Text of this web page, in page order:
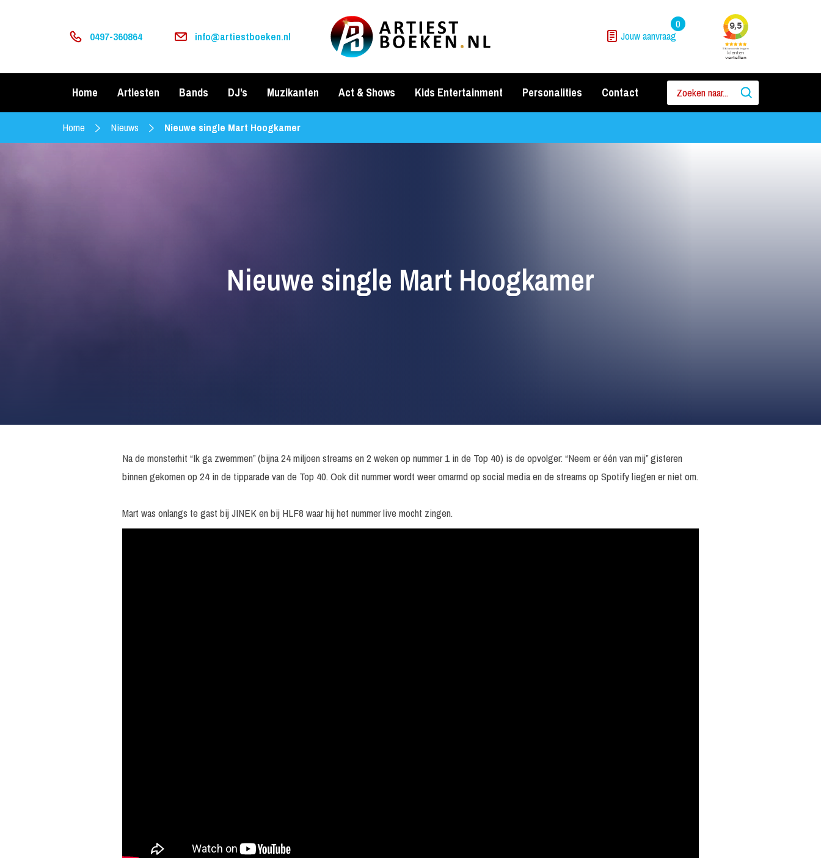
0497-360864 info@artiestboeken.nl Jouw aanvraag
0
Home Artiesten Bands DJ’s Muzikanten Act & Shows Kids Entertainment Personalities Contact
Home Nieuws Nieuwe single Mart Hoogkamer
Nieuwe single Mart Hoogkamer
Na de monsterhit “Ik ga zwemmen” (bijna 24 miljoen streams en 2 weken op nummer 1 in de Top 40) is de opvolger: “Neem er één van mij” gisteren
binnen gekomen op 24 in de tipparade van de Top 40. Ook dit nummer wordt weer omarmd op social media en de streams op Spotify liegen er niet om.
Mart was onlangs te gast bij JINEK en bij HLF8 waar hij het nummer live mocht zingen.